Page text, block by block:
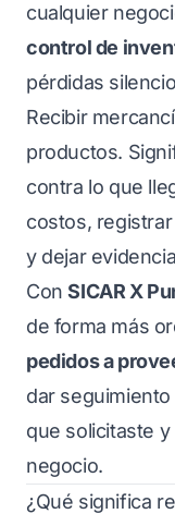
cualquier
control de
pérdidas
Recibir
productos.
contra lo que
costos,
y dejar
ConSICAR X
de forma más
pedidos a
dar
que solicitaste
negocio.
¿Qué significa